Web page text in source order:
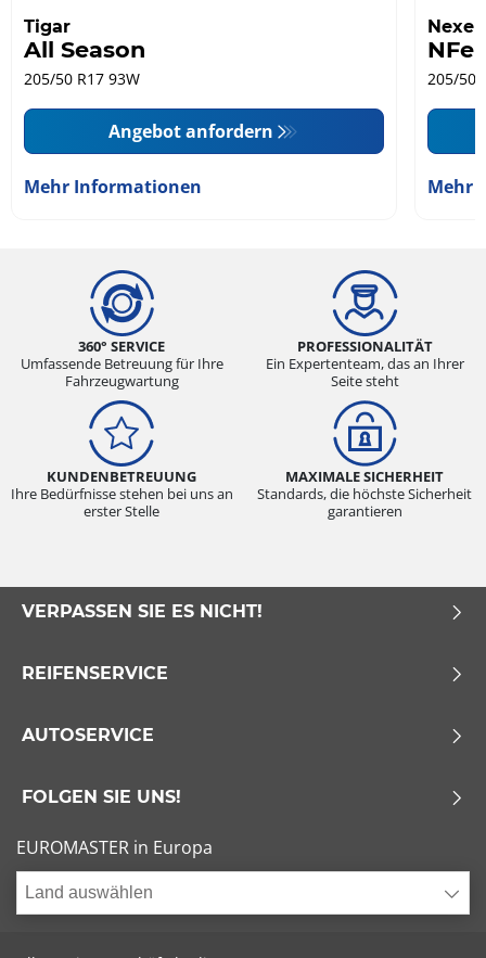
Tigar
All Season
205/50 R17 93W
Angebot anfordern
Mehr Informationen
Nexen
205/50
Mehr
360° SERVICE
Umfassende Betreuung für Ihre
Fahrzeugwartung
PROFESSIONALITÄT
Ein Expertenteam, das an Ihrer
Seite steht
KUNDENBETREUUNG
Ihre Bedürfnisse stehen bei uns an
erster Stelle
MAXIMALE SICHERHEIT
Standards, die höchste Sicherheit
garantieren
VERPASSEN SIE ES NICHT!
REIFENSERVICE
AUTOSERVICE
FOLGEN SIE UNS!
EUROMASTER in Europa
Land auswählen